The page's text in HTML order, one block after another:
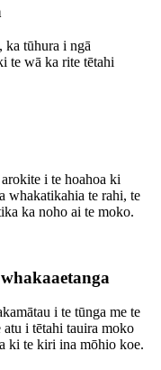
ka tūhura i ngā
te wā ka rite tētahi
i te hoahoa ki
whakatikahia te rahi, te
ka noho ai te moko.
i te tūnga me te
i tētahi tauira moko
ki te kiri ina mōhio koe.